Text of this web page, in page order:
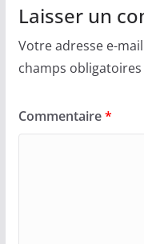
Laisser un
Votre adresse e-
champs
Commentaire*